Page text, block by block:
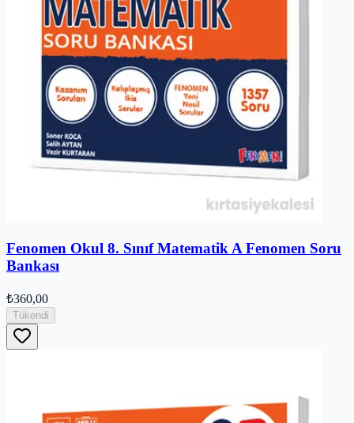
Fenomen Okul 8. Sınıf Matematik A Fenomen Soru
Bankası
₺360,00
Tükendi